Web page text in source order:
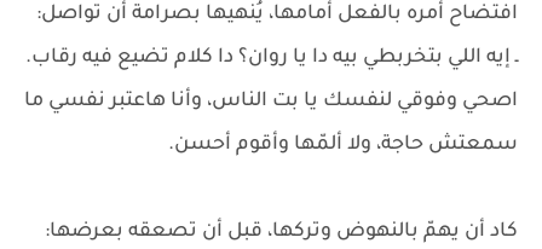
افتضاح أمره بالفعل أمامها، يُنهيها بصرامة أن تواصل:
ـ إيه اللي بتخربطي بيه دا يا روان؟ دا كلام تضيع فيه رقاب.
اصحي وفوقي لنفسك يا بت الناس، وأنا هاعتبر نفسي ما
سمعتش حاجة، ولا ألمّها وأقوم أحسن.
كاد أن يهمّ بالنهوض وتركها، قبل أن تصعقه بعرضها: